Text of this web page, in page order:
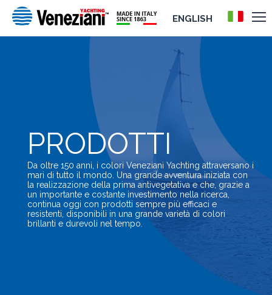
ENGLISH
PRODOTTI
Da oltre 150 anni, i colori Veneziani Yachting attraversano i
mari di tutto il mondo. Una grande avventura iniziata con
la realizzazione della prima antivegetativa e che, grazie a
un importante e costante investimento nella ricerca,
continua oggi con prodotti sempre più efficaci e
resistenti, disponibili in una grande varietà di colori
brillanti e durevoli nel tempo.